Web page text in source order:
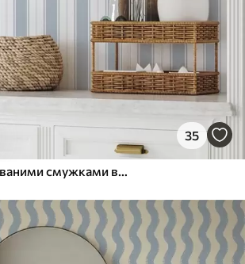
35
Версія з повторюваними смужками в сіро-блакитних тонах